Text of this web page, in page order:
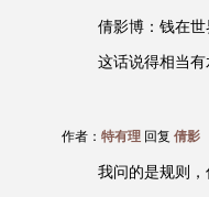
倩影博：钱在世
这话说得相当有
作者： 特有理 回复 倩影
我问的是规则